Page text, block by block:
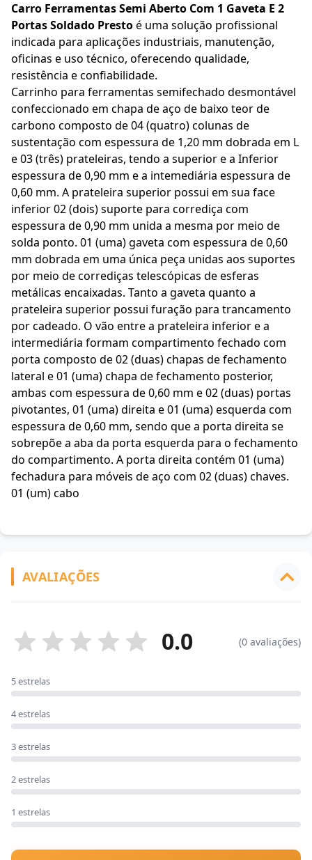
Carro Ferramentas Semi Aberto Com 1 Gaveta E 2
Portas Soldado Prestoé uma solução profissional
indicada para aplicações industriais, manutenção,
oficinas e uso técnico, oferecendo qualidade,
resistência e confiabilidade.
Carrinho para ferramentas semifechado desmontável
confeccionado em chapa de aço de baixo teor de
carbono composto de 04 (quatro) colunas de
sustentação com espessura de 1,20 mm dobrada em L
e 03 (três) prateleiras, tendo a superior e a Inferior
espessura de 0,90 mm e a intemediária espessura de
0,60 mm. A prateleira superior possui em sua face
inferior 02 (dois) suporte para corrediça com
espessura de 0,90 mm unida a mesma por meio de
solda ponto. 01 (uma) gaveta com espessura de 0,60
mm dobrada em uma única peça unidas aos suportes
por meio de corrediças telescópicas de esferas
metálicas encaixadas. Tanto a gaveta quanto a
prateleira superior possui furação para trancamento
por cadeado. O vão entre a prateleira inferior e a
intermediária formam compartimento fechado com
porta composto de 02 (duas) chapas de fechamento
lateral e 01 (uma) chapa de fechamento posterior,
ambas com espessura de 0,60 mm e 02 (duas) portas
pivotantes, 01 (uma) direita e 01 (uma) esquerda com
espessura de 0,60 mm, sendo que a porta direita se
sobrepõe a aba da porta esquerda para o fechamento
do compartimento. A porta direita contém 01 (uma)
fechadura para móveis de aço com 02 (duas) chaves.
01 (um) cabo
AVALIAÇÕES
0.0 (0 avaliações)
5 estrelas
4 estrelas
3 estrelas
2 estrelas
1 estrelas